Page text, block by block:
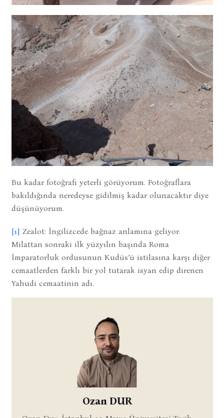
Bu kadar fotoğrafı yeterli görüyorum. Fotoğraflara
bakıldığında neredeyse gidilmiş kadar olunacaktır diye
düşünüyorum.
[1] Zealot: İngilizcede bağnaz anlamına geliyor.
Milattan sonraki ilk yüzyılın başında Roma
İmparatorluk ordusunun Kudüs’ü istilasına karşı diğer
cemaatlerden farklı bir yol tutarak isyan edip direnen
Yahudi cemaatinin adı.
Ozan DUR